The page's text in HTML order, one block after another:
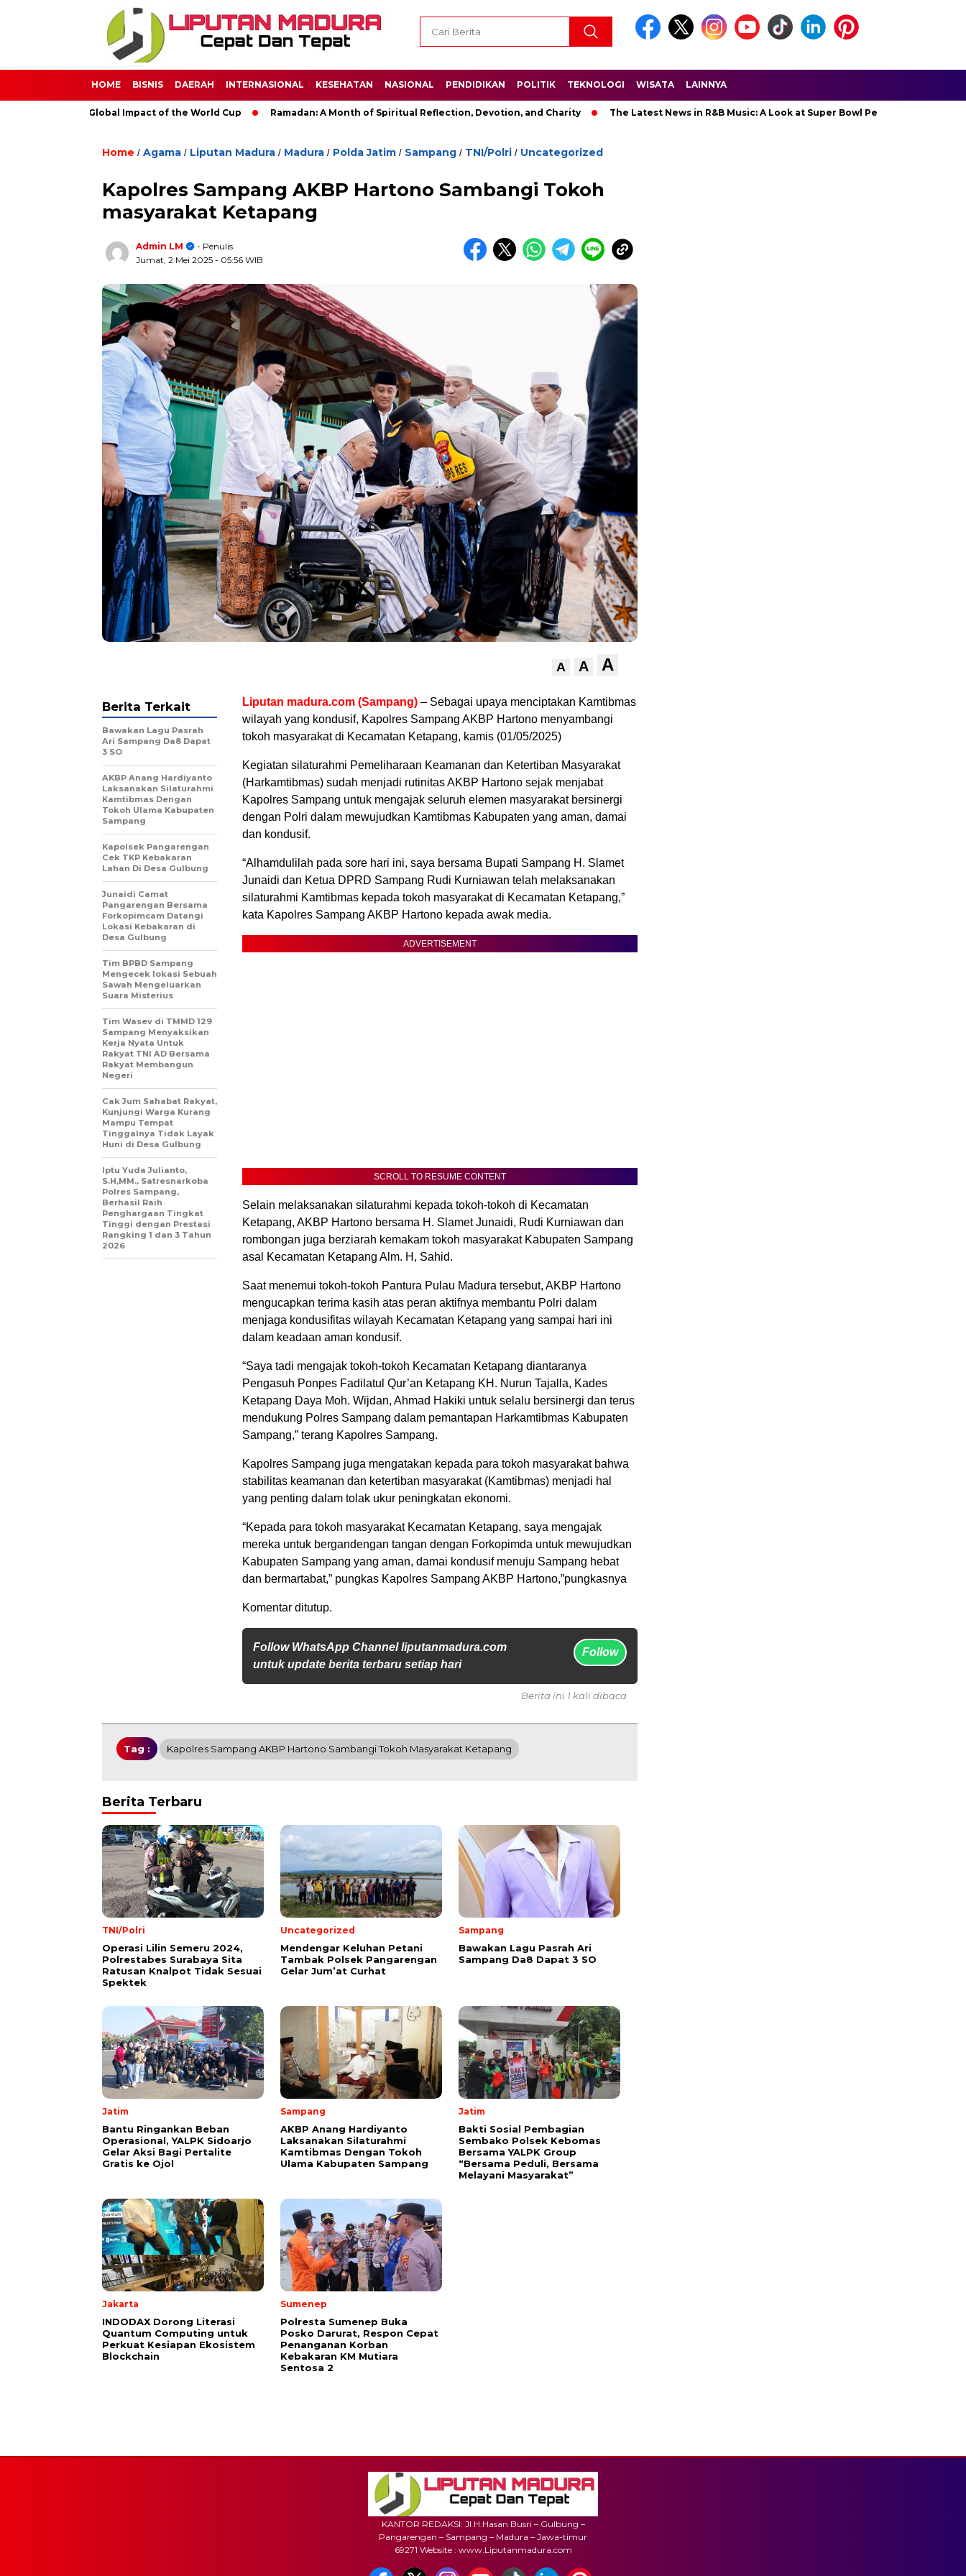
HOME BISNIS DAERAH INTERNASIONAL KESEHATAN NASIONAL PENDIDIKAN POLITIK TEKNOLOGI WISATA LAINNYA
The Global Impact of the World Cup Ramadan: A Month of Spiritual Reflection, Devotion, and Charity The Latest News in R&B Music: A Look at Super Bowl Performances, New
Home / Agama / Liputan Madura / Madura / Polda Jatim / Sampang / TNI/Polri / Uncategorized
Kapolres Sampang AKBP Hartono Sambangi Tokoh
masyarakat Ketapang
Admin LM
- Penulis
Jumat, 2 Mei 2025 - 05:56 WIB
A A A
Liputan madura.com (Sampang) – Sebagai upaya menciptakan Kamtibmas
wilayah yang kondusif, Kapolres Sampang AKBP Hartono menyambangi
tokoh masyarakat di Kecamatan Ketapang, kamis (01/05/2025)
Kegiatan silaturahmi Pemeliharaan Keamanan dan Ketertiban Masyarakat
(Harkamtibmas) sudah menjadi rutinitas AKBP Hartono sejak menjabat
Kapolres Sampang untuk mengajak seluruh elemen masyarakat bersinergi
dengan Polri dalam mewujudkan Kamtibmas Kabupaten yang aman, damai
dan kondusif.
“Alhamdulilah pada sore hari ini, saya bersama Bupati Sampang H. Slamet
Junaidi dan Ketua DPRD Sampang Rudi Kurniawan telah melaksanakan
silaturahmi Kamtibmas kepada tokoh masyarakat di Kecamatan Ketapang,”
kata Kapolres Sampang AKBP Hartono kepada awak media.
ADVERTISEMENT
SCROLL TO RESUME CONTENT
Selain melaksanakan silaturahmi kepada tokoh-tokoh di Kecamatan
Ketapang, AKBP Hartono bersama H. Slamet Junaidi, Rudi Kurniawan dan
rombongan juga berziarah kemakam tokoh masyarakat Kabupaten Sampang
asal Kecamatan Ketapang Alm. H, Sahid.
Saat menemui tokoh-tokoh Pantura Pulau Madura tersebut, AKBP Hartono
mengucapkan terima kasih atas peran aktifnya membantu Polri dalam
menjaga kondusifitas wilayah Kecamatan Ketapang yang sampai hari ini
dalam keadaan aman kondusif.
“Saya tadi mengajak tokoh-tokoh Kecamatan Ketapang diantaranya
Pengasuh Ponpes Fadilatul Qur’an Ketapang KH. Nurun Tajalla, Kades
Ketapang Daya Moh. Wijdan, Ahmad Hakiki untuk selalu bersinergi dan terus
mendukung Polres Sampang dalam pemantapan Harkamtibmas Kabupaten
Sampang,” terang Kapolres Sampang.
Kapolres Sampang juga mengatakan kepada para tokoh masyarakat bahwa
stabilitas keamanan dan ketertiban masyarakat (Kamtibmas) menjadi hal
yang penting dalam tolak ukur peningkatan ekonomi.
“Kepada para tokoh masyarakat Kecamatan Ketapang, saya mengajak
mereka untuk bergandengan tangan dengan Forkopimda untuk mewujudkan
Kabupaten Sampang yang aman, damai kondusif menuju Sampang hebat
dan bermartabat,” pungkas Kapolres Sampang AKBP Hartono,”pungkasnya
Komentar ditutup.
Follow WhatsApp Channel liputanmadura.com
untuk update berita terbaru setiap hari
Follow
Berita Terkait
Bawakan Lagu Pasrah
Ari Sampang Da8 Dapat
3 SO
AKBP Anang Hardiyanto
Laksanakan Silaturahmi
Kamtibmas Dengan
Tokoh Ulama Kabupaten
Sampang
Kapolsek Pangarengan
Cek TKP Kebakaran
Lahan Di Desa Gulbung
Junaidi Camat
Pangarengan Bersama
Forkopimcam Datangi
Lokasi Kebakaran di
Desa Gulbung
Tim BPBD Sampang
Mengecek lokasi Sebuah
Sawah Mengeluarkan
Suara Misterius
Tim Wasev di TMMD 129
Sampang Menyaksikan
Kerja Nyata Untuk
Rakyat TNI AD Bersama
Rakyat Membangun
Negeri
Cak Jum Sahabat Rakyat,
Kunjungi Warga Kurang
Mampu Tempat
Tinggalnya Tidak Layak
Huni di Desa Gulbung
Iptu Yuda Julianto,
S.H,MM., Satresnarkoba
Polres Sampang,
Berhasil Raih
Penghargaan Tingkat
Tinggi dengan Prestasi
Rangking 1 dan 3 Tahun
2026
Berita ini 1 kali dibaca
Tag : Kapolres Sampang AKBP Hartono Sambangi Tokoh Masyarakat Ketapang
Berita Terbaru
TNI/Polri
Operasi Lilin Semeru 2024,
Polrestabes Surabaya Sita
Ratusan Knalpot Tidak Sesuai
Spektek
Uncategorized
Mendengar Keluhan Petani
Tambak Polsek Pangarengan
Gelar Jum’at Curhat
Sampang
Bawakan Lagu Pasrah Ari
Sampang Da8 Dapat 3 SO
Jatim
Bantu Ringankan Beban
Operasional, YALPK Sidoarjo
Gelar Aksi Bagi Pertalite
Gratis ke Ojol
Sampang
AKBP Anang Hardiyanto
Laksanakan Silaturahmi
Kamtibmas Dengan Tokoh
Ulama Kabupaten Sampang
Jatim
Bakti Sosial Pembagian
Sembako Polsek Kebomas
Bersama YALPK Group
“Bersama Peduli, Bersama
Melayani Masyarakat”
Jakarta
INDODAX Dorong Literasi
Quantum Computing untuk
Perkuat Kesiapan Ekosistem
Blockchain
Sumenep
Polresta Sumenep Buka
Posko Darurat, Respon Cepat
Penanganan Korban
Kebakaran KM Mutiara
Sentosa 2
KANTOR REDAKSI: Jl H.Hasan Busri – Gulbung –
Pangarengan – Sampang – Madura – Jawa-timur
69271 Website : www.Liputanmadura.com